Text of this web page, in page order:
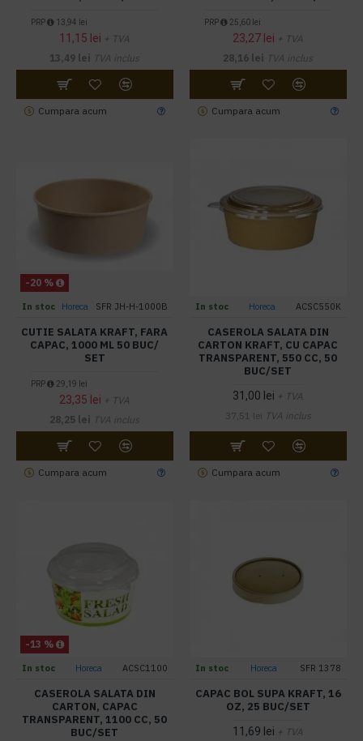
PRP 13,94 lei
11,15 lei + TVA
13,49 lei TVA inclus
Cumpara acum
PRP 25,60 lei
23,27 lei + TVA
28,16 lei TVA inclus
Cumpara acum
-20 %
In stoc Horeca SFR JH-H-1000B
CUTIE SALATA KRAFT, FARA
CAPAC, 1000 ML 50 BUC/
SET
PRP 29,19 lei
23,35 lei + TVA
28,25 lei TVA inclus
Cumpara acum
In stoc Horeca ACSC550K
CASEROLA SALATA DIN
CARTON KRAFT, CU CAPAC
TRANSPARENT, 550 CC, 50
BUC/SET
31,00 lei + TVA
37,51 lei TVA inclus
Cumpara acum
-13 %
In stoc Horeca ACSC1100
CASEROLA SALATA DIN
CARTON, CAPAC
TRANSPARENT, 1100 CC, 50
BUC/SET
In stoc Horeca SFR 1378
CAPAC BOL SUPA KRAFT, 16
OZ, 25 BUC/SET
11,69 lei + TVA